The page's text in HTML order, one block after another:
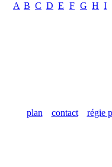
A B C D E F G H I
plan contact régie